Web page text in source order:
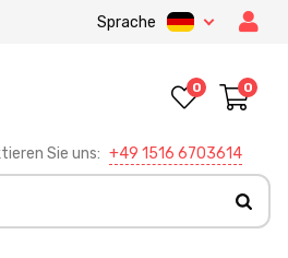
Sprache
Sie uns: +49 1516 6703614
0 0